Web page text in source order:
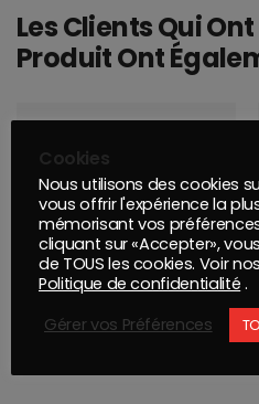
Les Clients Qui
Produit Ont
Cookies
Nous utilisons des cookies
vous offrir l'expérience la
mémorisant vos
cliquant sur «Accepter»,
de TOUS les cookies. Voir nos
Politique de confidentialité .
Gérer vos Préférences